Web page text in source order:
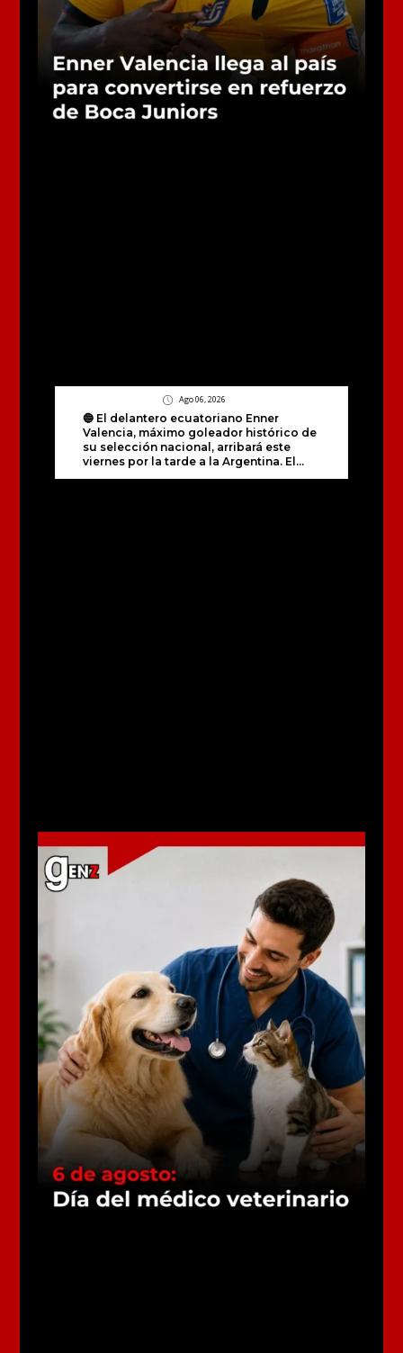
Ago 06, 2026
🔵 El delantero ecuatoriano Enner
Valencia, máximo goleador histórico de
su selección nacional, arribará este
viernes por la tarde a la Argentina. El...